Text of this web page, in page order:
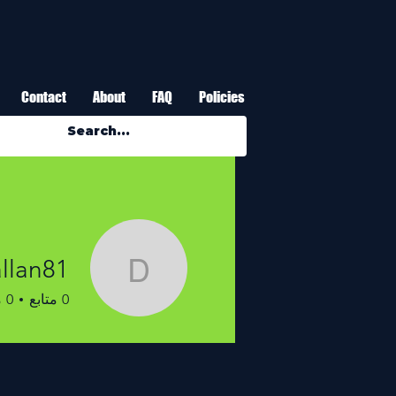
Contact About FAQ Policies
0 متابع 0